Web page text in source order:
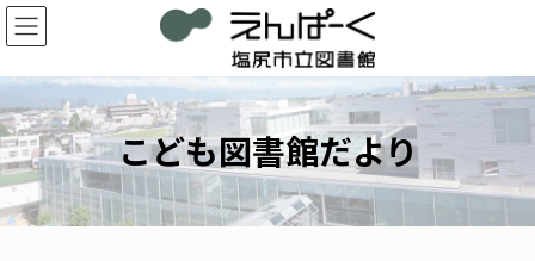
コ
ン
ン
ツ
へ
ス
キ
ッ
プ
ナ
ビ
ー
シ
ョ
ン
に
移
動
こども図書館だより